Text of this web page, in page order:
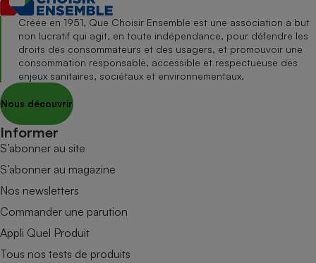
Créée en 1951, Que Choisir Ensemble est une association à but
non lucratif qui agit, en toute indépendance, pour défendre les
droits des consommateurs et des usagers, et promouvoir une
consommation responsable, accessible et respectueuse des
enjeux sanitaires, sociétaux et environnementaux.
Nous découvrir
Informer
S’abonner au site
S’abonner au magazine
Nos newsletters
Commander une parution
Appli Quel Produit
Tous nos tests de produits